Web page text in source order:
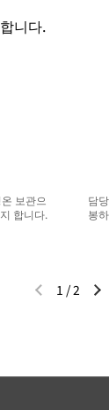
니다.
보관으
합니다.
담
봉
이전 슬라이드
1 /2